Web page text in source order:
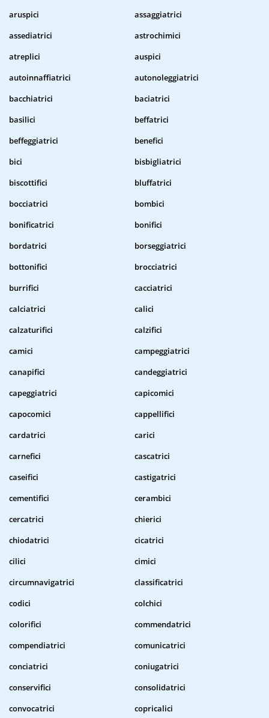
aruspici
assaggiatrici
assediatrici
astrochimici
atreplici
auspici
autoinnaffiatrici
autonoleggiatrici
bacchiatrici
baciatrici
basilici
beffatrici
beffeggiatrici
benefici
bici
bisbigliatrici
biscottifici
bluffatrici
bocciatrici
bombici
bonificatrici
bonifici
bordatrici
borseggiatrici
bottonifici
brocciatrici
burrifici
cacciatrici
calciatrici
calici
calzaturifici
calzifici
camici
campeggiatrici
canapifici
candeggiatrici
capeggiatrici
capicomici
capocomici
cappellifici
cardatrici
carici
carnefici
cascatrici
caseifici
castigatrici
cementifici
cerambici
cercatrici
chierici
chiodatrici
cicatrici
cilici
cimici
circumnavigatrici
classificatrici
codici
colchici
colorifici
commendatrici
compendiatrici
comunicatrici
conciatrici
coniugatrici
conservifici
consolidatrici
convocatrici
copricalici